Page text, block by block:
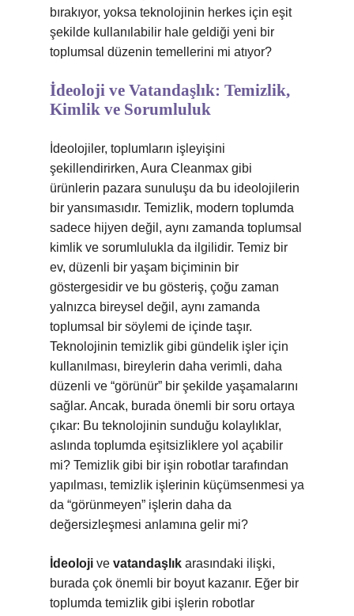
bırakıyor, yoksa teknolojinin herkes için eşit
şekilde kullanılabilir hale geldiği yeni bir
toplumsal düzenin temellerini mi atıyor?
İdeoloji ve Vatandaşlık: Temizlik,
Kimlik ve Sorumluluk
İdeolojiler, toplumların işleyişini
şekillendirirken, Aura Cleanmax gibi
ürünlerin pazara sunuluşu da bu ideolojilerin
bir yansımasıdır. Temizlik, modern toplumda
sadece hijyen değil, aynı zamanda toplumsal
kimlik ve sorumlulukla da ilgilidir. Temiz bir
ev, düzenli bir yaşam biçiminin bir
göstergesidir ve bu gösteriş, çoğu zaman
yalnızca bireysel değil, aynı zamanda
toplumsal bir söylemi de içinde taşır.
Teknolojinin temizlik gibi gündelik işler için
kullanılması, bireylerin daha verimli, daha
düzenli ve “görünür” bir şekilde yaşamalarını
sağlar. Ancak, burada önemli bir soru ortaya
çıkar: Bu teknolojinin sunduğu kolaylıklar,
aslında toplumda eşitsizliklere yol açabilir
mi? Temizlik gibi bir işin robotlar tarafından
yapılması, temizlik işlerinin küçümsenmesi ya
da “görünmeyen” işlerin daha da
değersizleşmesi anlamına gelir mi?
İdeoloji ve vatandaşlık arasındaki ilişki,
burada çok önemli bir boyut kazanır. Eğer bir
toplumda temizlik gibi işlerin robotlar